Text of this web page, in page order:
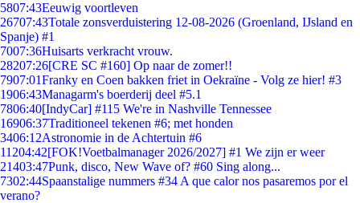
5807:43Eeuwig voortleven
26707:43Totale zonsverduistering 12-08-2026 (Groenland, IJsland en
Spanje) #1
7007:36Huisarts verkracht vrouw.
28207:26[CRE SC #160] Op naar de zomer!!
7907:01Franky en Coen bakken friet in Oekraïne - Volg ze hier! #3
1906:43Managarm's boerderij deel #5.1
7806:40[IndyCar] #115 We're in Nashville Tennessee
16906:37Traditioneel tekenen #6; met honden
3406:12Astronomie in de Achtertuin #6
11204:42[FOK!Voetbalmanager 2026/2027] #1 We zijn er weer
21403:47Punk, disco, New Wave of? #60 Sing along...
7302:44Spaanstalige nummers #34 A que calor nos pasaremos por el
verano?